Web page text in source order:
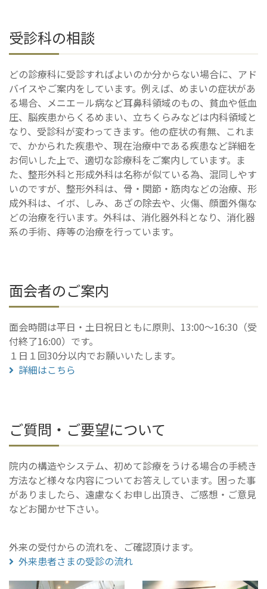
受診科の相談
どの診療科に受診すればよいのか分からない場合に、アド
バイスやご案内をしています。例えば、めまいの症状があ
る場合、メニエ－ル病など耳鼻科領域のもの、貧血や低血
圧、脳疾患からくるめまい、立ちくらみなどは内科領域と
なり、受診科が変わってきます。他の症状の有無、これま
で、かかられた疾患や、現在治療中である疾患など詳細を
お伺いした上で、適切な診療科をご案内しています。ま
た、整形外科と形成外科は名称が似ている為、混同しやす
いのですが、整形外科は、骨・関節・筋肉などの治療、形
成外科は、イボ、しみ、あざの除去や、火傷、顔面外傷な
どの治療を行います。外科は、消化器外科となり、消化器
系の手術、痔等の治療を行っています。
面会者のご案内
面会時間は平日・土日祝日ともに原則、13:00～16:30（受
付終了16:00）です。
１日１回30分以内でお願いいたします。
詳細はこちら
ご質問・ご要望について
院内の構造やシステム、初めて診療をうける場合の手続き
方法など様々な内容についてお答えしています。困った事
がありましたら、遠慮なくお申し出頂き、ご感想・ご意見
などお聞かせ下さい。
外来の受付からの流れを、ご確認頂けます。
外来患者さまの受診の流れ